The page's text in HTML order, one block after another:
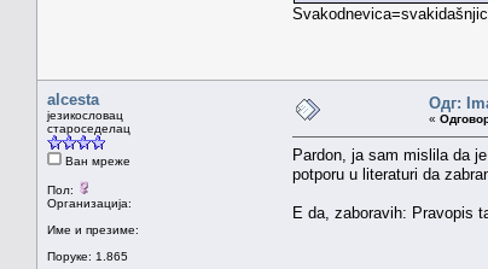
alcesta
језикословац
староседелац
Ван мреже
Пол:
Организација:
Име и презиме:
Поруке: 1.865
Одг:
«
Pardon, ja sam mislila da
potporu u literaturi da
E da, zaboravih: Pravopis